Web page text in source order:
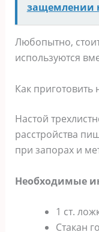
защемлении
Любопытно,
используются
Как приготовить
Настой
расстройства
при запорах и
Необходимые
1 ст.
Стакан